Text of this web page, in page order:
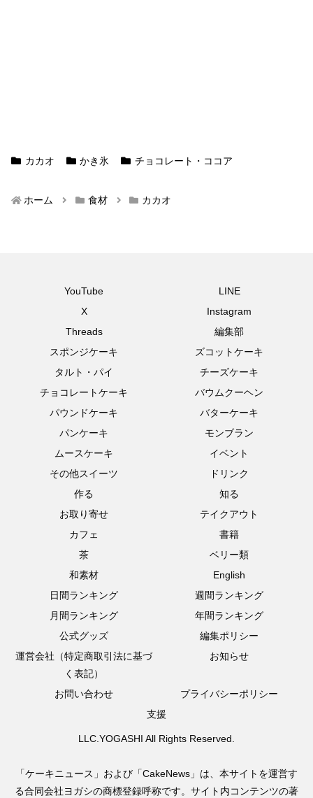
カカオ かき氷 チョコレート・ココア
ホーム 食材 カカオ
YouTube
LINE
X
Instagram
Threads
編集部
スポンジケーキ
ズコットケーキ
タルト・パイ
チーズケーキ
チョコレートケーキ
バウムクーヘン
パウンドケーキ
バターケーキ
パンケーキ
モンブラン
ムースケーキ
イベント
その他スイーツ
ドリンク
作る
知る
お取り寄せ
テイクアウト
カフェ
書籍
茶
ベリー類
和素材
English
日間ランキング
週間ランキング
月間ランキング
年間ランキング
公式グッズ
編集ポリシー
運営会社（特定商取引法に基づ
く表記）
お知らせ
お問い合わせ
プライバシーポリシー
支援
LLC.YOGASHI All Rights Reserved.
「ケーキニュース」および「CakeNews」は、本サイトを運営す
る合同会社ヨガシの商標登録呼称です。サイト内コンテンツの著